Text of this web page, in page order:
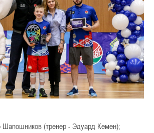
Шапошников (тренер - Эдуард Кемен);